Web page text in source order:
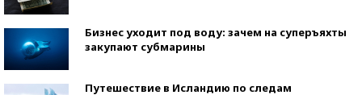
Бизнес уходит под воду: зачем на суперъяхты
закупают субмарины
Путешествие в Исландию по следам